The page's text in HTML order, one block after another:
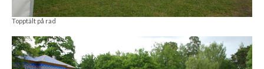
Topptält på rad